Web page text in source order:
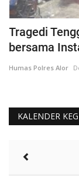
Tragedi
bersama
Humas Polres Alor
KALENDER